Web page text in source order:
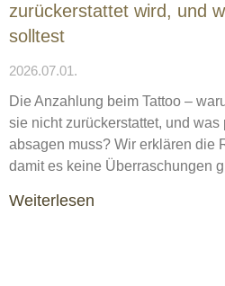
zurückerstattet wird, und
solltest
2026.07.01.
Die Anzahlung beim Tattoo –
sie nicht zurückerstattet, und was
absagen muss? Wir erklären die
damit es keine Überraschungen
Weiterlesen